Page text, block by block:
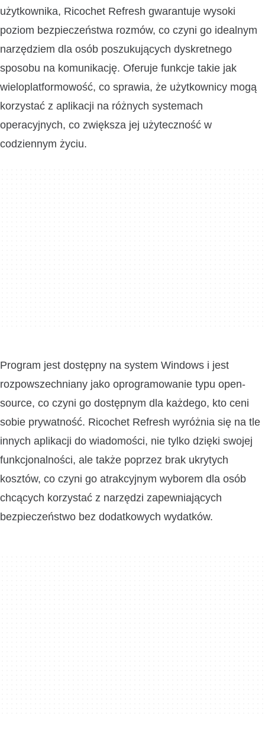
użytkownika, Ricochet Refresh gwarantuje wysoki
poziom bezpieczeństwa rozmów, co czyni go idealnym
narzędziem dla osób poszukujących dyskretnego
sposobu na komunikację. Oferuje funkcje takie jak
wieloplatformowość, co sprawia, że użytkownicy mogą
korzystać z aplikacji na różnych systemach
operacyjnych, co zwiększa jej użyteczność w
codziennym życiu.
Program jest dostępny na system Windows i jest
rozpowszechniany jako oprogramowanie typu open-
source, co czyni go dostępnym dla każdego, kto ceni
sobie prywatność. Ricochet Refresh wyróżnia się na tle
innych aplikacji do wiadomości, nie tylko dzięki swojej
funkcjonalności, ale także poprzez brak ukrytych
kosztów, co czyni go atrakcyjnym wyborem dla osób
chcących korzystać z narzędzi zapewniających
bezpieczeństwo bez dodatkowych wydatków.